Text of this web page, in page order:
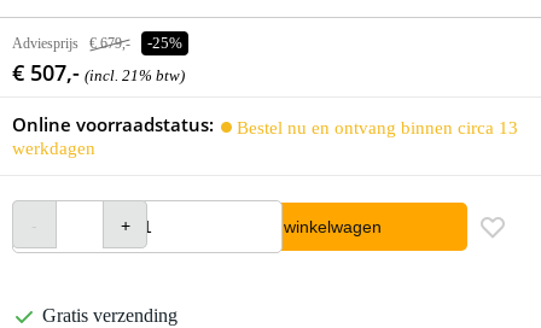
Adviesprijs € 679,- -25%
€ 507,- (incl. 21% btw)
Online voorraadstatus:
Bestel nu en ontvang binnen circa 13
werkdagen
In winkelwagen
Gratis verzending